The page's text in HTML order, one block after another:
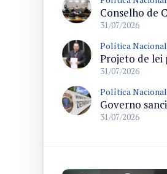
31/07/2026
Política Nacional
31/07/2026
Política Nacional
31/07/2026